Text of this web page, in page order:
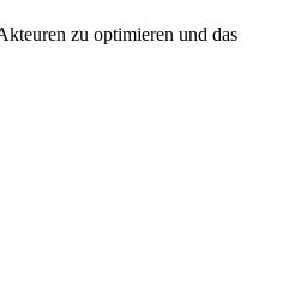
zu optimieren und das